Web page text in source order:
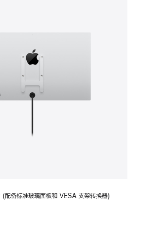
备标准玻璃面板和 VESA 支架转换器)